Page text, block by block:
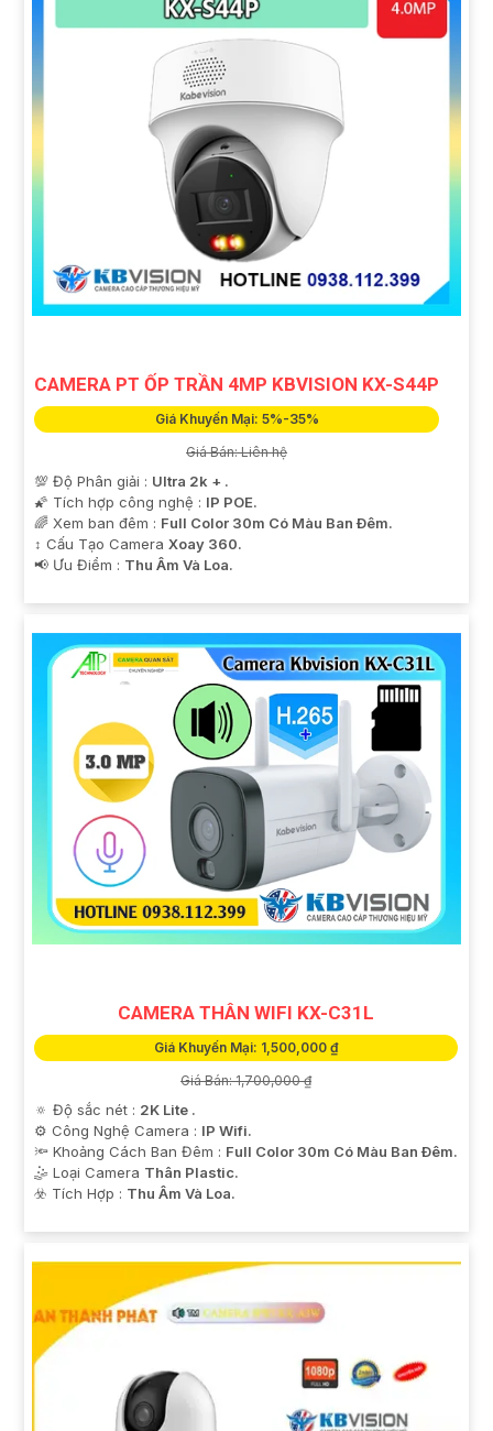
CAMERA PT ỐP TRẦN 4MP KBVISION KX-S44P
Giá Khuyến Mại: 5%-35%
Giá Bán: Liên hệ
💯 Độ Phân giải : Ultra 2k + .
🌠 Tích hợp công nghệ : IP POE.
🌈 Xem ban đêm : Full Color 30m Có Màu Ban Ðêm.
↕️ Cấu Tạo Camera Xoay 360.
️📢 Ưu Điểm : Thu Âm Và Loa.
CAMERA THÂN WIFI KX-C31L
Giá Khuyến Mại: 1,500,000 ₫
Giá Bán: 1,700,000 ₫
🔅 Độ sắc nét : 2K Lite .
⚙ Công Nghệ Camera : IP Wifi.
🔦 Khoảng Cách Ban Đêm : Full Color 30m Có Màu Ban Ðêm.
🤹 Loại Camera Thân Plastic.
️☣️ Tích Hợp : Thu Âm Và Loa.